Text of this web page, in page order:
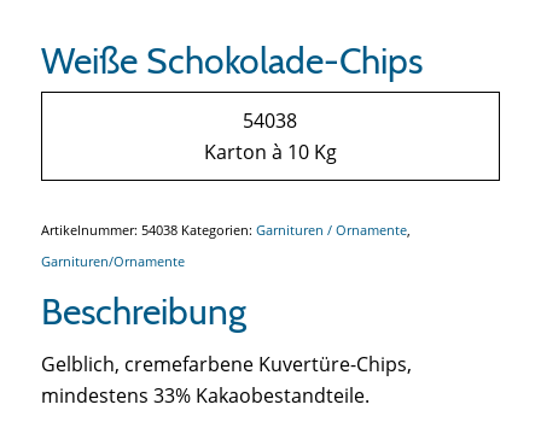
Weiße Schokolade-Chips
54038
Karton à 10 Kg
Artikelnummer: 54038 Kategorien: Garnituren / Ornamente,
Garnituren/Ornamente
Beschreibung
Gelblich, cremefarbene Kuvertüre-Chips,
mindestens 33% Kakaobestandteile.